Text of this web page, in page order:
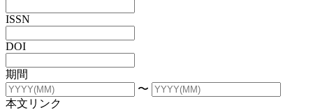
ISSN
DOI
期間
〜
本文リンク